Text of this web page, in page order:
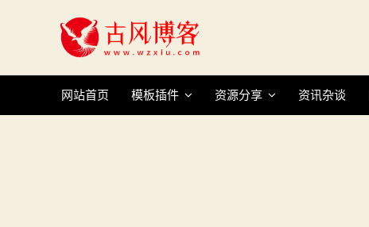
网站首页 模板插件 资源分享 资讯杂谈